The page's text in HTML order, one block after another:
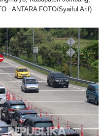
: ANTARA FOTO/Syaiful Arif)